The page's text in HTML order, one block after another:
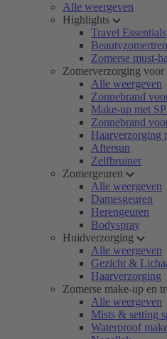
Alle weergeven
Highlights
Travel Essentials
Zomerse must-
Zomerverzorging voor
Alle weergeven
Zonnebrand
Make-up met
Zonnebrand
Haarverzorging
Aftersun
Zelfbruiner
Zomergeuren
Alle weergeven
Damesgeuren
Herengeuren
Bodyspray
Huidverzorging
Alle weergeven
Gezicht &
Haarverzorging
Zomerse make-up en
Alle weergeven
Mists & setting
Waterproof